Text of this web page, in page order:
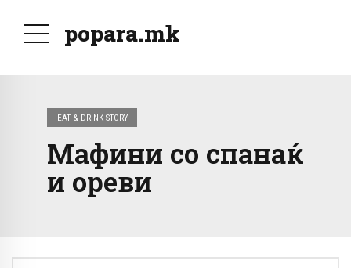
popara.mk
EAT & DRINK STORY
Мафини со спанаќ
и ореви